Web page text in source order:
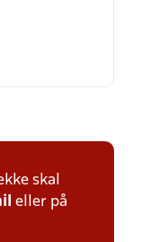
skal
eller på